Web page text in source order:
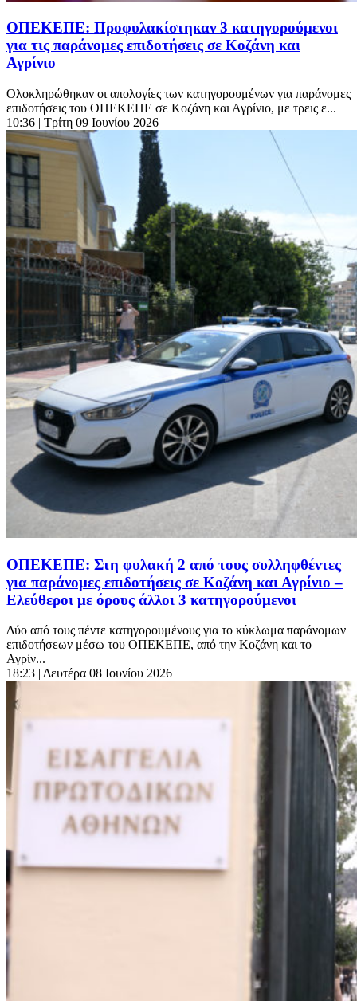
ΟΠΕΚΕΠΕ: Προφυλακίστηκαν 3 κατηγορούμενοι
για τις παράνομες επιδοτήσεις σε Κοζάνη και
Αγρίνιο
Ολοκληρώθηκαν οι απολογίες των κατηγορουμένων για παράνομες
επιδοτήσεις του ΟΠΕΚΕΠΕ σε Κοζάνη και Αγρίνιο, με τρεις ε...
10:36 | Τρίτη 09 Ιουνίου 2026
ΟΠΕΚΕΠΕ: Στη φυλακή 2 από τους συλληφθέντες
για παράνομες επιδοτήσεις σε Κοζάνη και Αγρίνιο –
Ελεύθεροι με όρους άλλοι 3 κατηγορούμενοι
Δύο από τους πέντε κατηγορουμένους για το κύκλωμα παράνομων
επιδοτήσεων μέσω του ΟΠΕΚΕΠΕ, από την Κοζάνη και το
Αγρίν...
18:23 | Δευτέρα 08 Ιουνίου 2026